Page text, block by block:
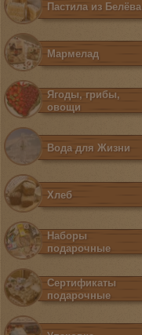
Пастила из Белёва
Мармелад
Ягоды, грибы,
овощи
Вода для Жизни
Хлеб
Наборы
подарочные
Сертификаты
подарочные